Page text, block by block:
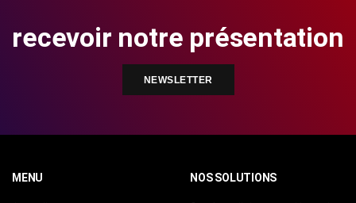
recevoir notre présentation
NEWSLETTER
MENU NOS SOLUTIONS